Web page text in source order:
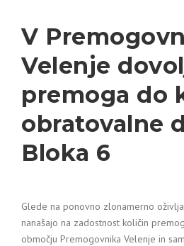
V
Velenje
premoga do
obratovalne
Bloka 6
Glede na ponovno zlonamerno
nanašajo na zadostnost količin
območju Premogovnika Velenje in